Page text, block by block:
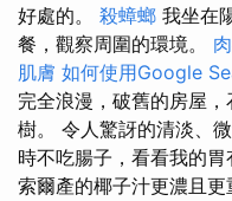
好處的。 殺蟑螂 我坐在
餐，觀察周圍的環境。
肌膚 如何使用Google
完全浪漫，破舊的房屋
樹。 令人驚訝的清淡、
時不吃腸子，看看我的
索爾產的椰子汁更濃且